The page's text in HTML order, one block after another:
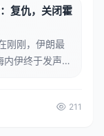
复仇，关闭霍
刚刚，伊朗最
内伊终于发声
题作出系统阐
211